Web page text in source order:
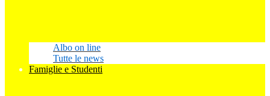
Albo on line
Tutte le news
Famiglie e Studenti